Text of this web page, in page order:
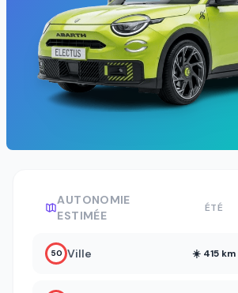
AUTONOMIE
ESTIMÉE
ÉTÉ
50 Ville ☀️ 415 km